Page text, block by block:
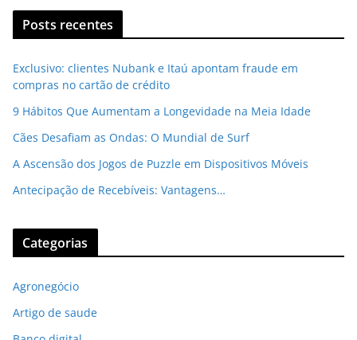
Posts recentes
Exclusivo: clientes Nubank e Itaú apontam fraude em
compras no cartão de crédito
9 Hábitos Que Aumentam a Longevidade na Meia Idade
Cães Desafiam as Ondas: O Mundial de Surf
A Ascensão dos Jogos de Puzzle em Dispositivos Móveis
Antecipação de Recebíveis: Vantagens…
Categorias
Agronegócio
Artigo de saude